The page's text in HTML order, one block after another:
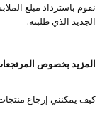
نقوم باسترداد مبلغ
الجديد الذي طلبته.
المزيد بخصوص
كيف يمكنني إرجاع